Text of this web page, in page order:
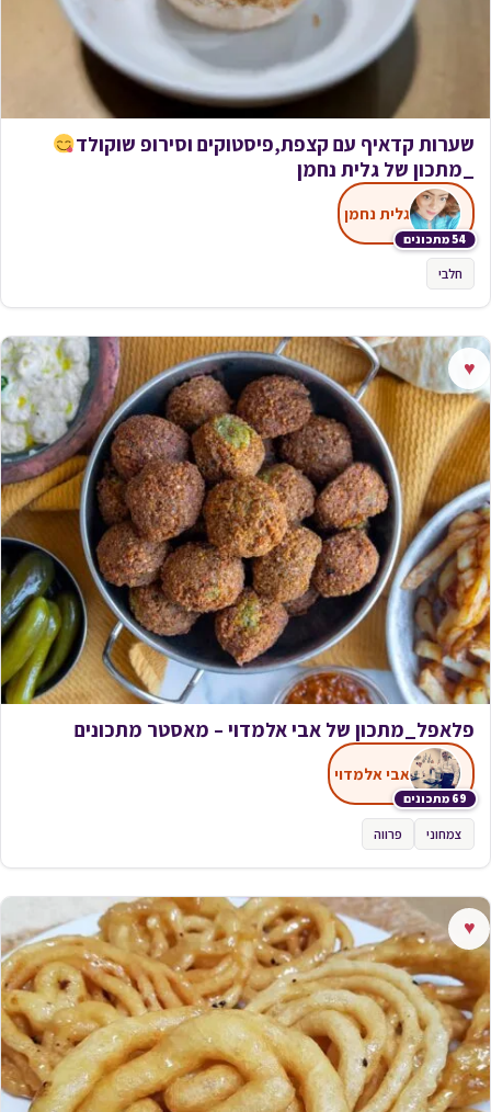
שערות קדאיף עם קצפת,פיסטוקים וסירופ שוקולד
_מתכון של גלית נחמן
54 מתכונים
גלית נחמן
חלבי
♥
פלאפל_מתכון של אבי אלמדוי – מאסטר מתכונים
69 מתכונים
אבי אלמדוי
צמחוני פרווה
♥